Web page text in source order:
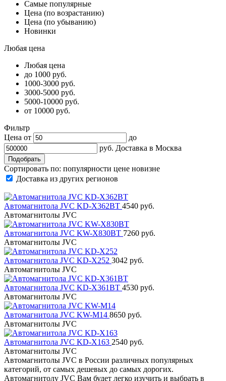
Самые популярные
Цена (по возрастанию)
Цена (по убыванию)
Новинки
Любая цена
Любая цена
до 1000 руб.
1000-3000 руб.
3000-5000 руб.
5000-10000 руб.
от 10000 руб.
Фильтр
Цена от
до
руб. Доставка в Москва
Сортировать по: популярности цене новизне
Доставка из других регионов
Автомагнитола JVC KD-X362BT 4540 руб.
Автомагнитолы JVC
Автомагнитола JVC KW-X830BT 7260 руб.
Автомагнитолы JVC
Автомагнитола JVC KD-X252 3042 руб.
Автомагнитолы JVC
Автомагнитола JVC KD-X361BT 4530 руб.
Автомагнитолы JVC
Автомагнитола JVC KW-M14 8650 руб.
Автомагнитолы JVC
Автомагнитола JVC KD-X163 2540 руб.
Автомагнитолы JVC
Автомагнитолы JVC в России различных популярных
категорий, от самых дешевых до самых дорогих.
Автомагнитолу JVC Вам будет легко изучить и выбрать в